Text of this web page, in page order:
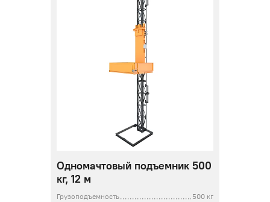
Одномачтовый подъемник 500
кг, 12 м
Грузоподъемность
500 кг